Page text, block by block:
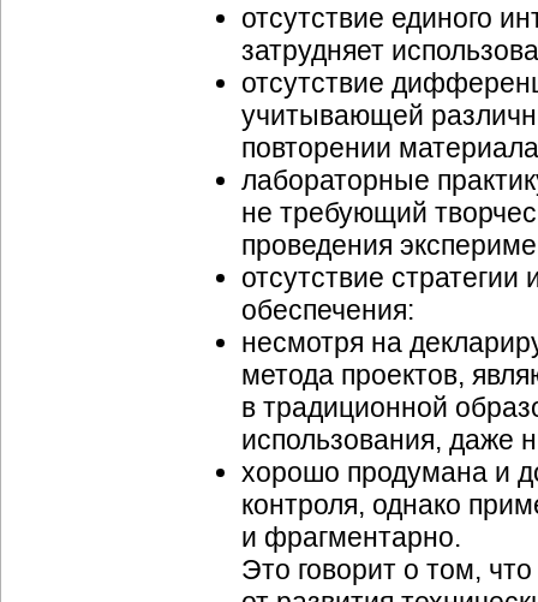
отсутствие единого
затрудняет
отсутствие
учитывающей
повторении
лабораторные
не требующий
проведения
отсутствие
обеспечения:
несмотря на
метода проектов,
в традиционной
использования, даже
хорошо продумана и
контроля, однако
и фрагментарно.
Это говорит о том,